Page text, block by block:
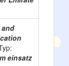
einsatz